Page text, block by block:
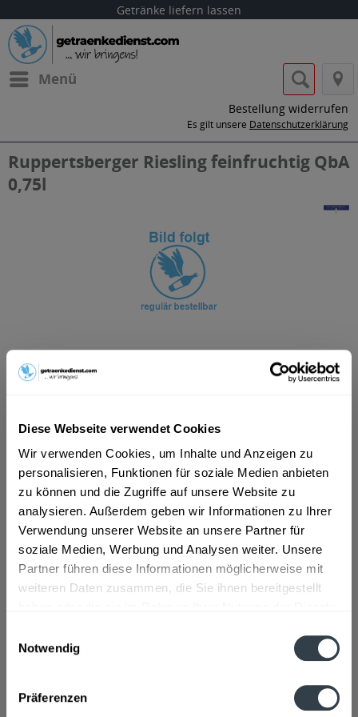
Diese Webseite verwendet Cookies
Wir verwenden Cookies, um Inhalte und Anzeigen zu
personalisieren, Funktionen für soziale Medien anbieten
zu können und die Zugriffe auf unsere Website zu
analysieren. Außerdem geben wir Informationen zu Ihrer
Verwendung unserer Website an unsere Partner für
soziale Medien, Werbung und Analysen weiter. Unsere
Partner führen diese Informationen möglicherweise mit
weiteren Daten zusammen, die Sie ihnen bereitgestellt
Notwendig
Präferenzen
Getränke liefern lassen
Menü
Bestellung widerrufen
Es gilt unsere Datenschutzerklärung
Ruppertsberger Riesling feinfruchtig QbA
0,75l
ab 101,01 € *
Inhalt:0.75 Liter (134,68 € * / 1 Liter)
inkl. MwSt.ggf. zzgl. Erschwerniszuschlag
Vorrätig
In den Warenkorb
Artikel-Nr.:
32510
Verfügbar in:
Enthält SULFITE